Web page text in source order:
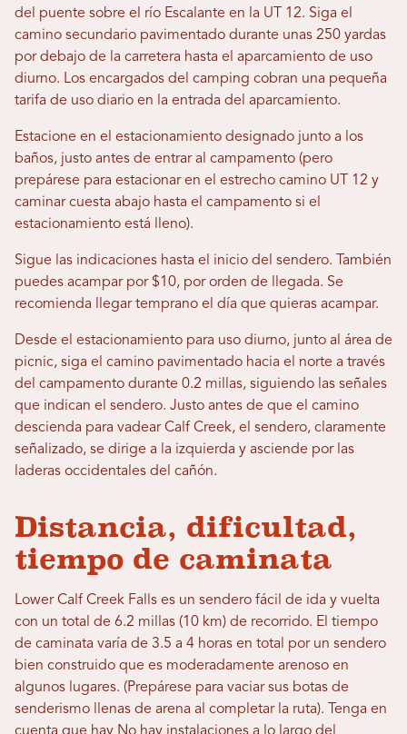
del puente sobre el río Escalante en la UT 12. Siga el
camino secundario pavimentado durante unas 250 yardas
por debajo de la carretera hasta el aparcamiento de uso
diurno. Los encargados del camping cobran una pequeña
tarifa de uso diario en la entrada del aparcamiento.
Estacione en el estacionamiento designado junto a los
baños, justo antes de entrar al campamento (pero
prepárese para estacionar en el estrecho camino UT 12 y
caminar cuesta abajo hasta el campamento si el
estacionamiento está lleno).
Sigue las indicaciones hasta el inicio del sendero. También
puedes acampar por $10, por orden de llegada. Se
recomienda llegar temprano el día que quieras acampar.
Desde el estacionamiento para uso diurno, junto al área de
picnic, siga el camino pavimentado hacia el norte a través
del campamento durante 0.2 millas, siguiendo las señales
que indican el sendero. Justo antes de que el camino
descienda para vadear Calf Creek, el sendero, claramente
señalizado, se dirige a la izquierda y asciende por las
laderas occidentales del cañón.
Distancia, dificultad,
tiempo de caminata
Lower Calf Creek Falls es un sendero fácil de ida y vuelta
con un total de 6.2 millas (10 km) de recorrido. El tiempo
de caminata varía de 3.5 a 4 horas en total por un sendero
bien construido que es moderadamente arenoso en
algunos lugares. (Prepárese para vaciar sus botas de
senderismo llenas de arena al completar la ruta). Tenga en
cuenta que hay No hay instalaciones a lo largo del